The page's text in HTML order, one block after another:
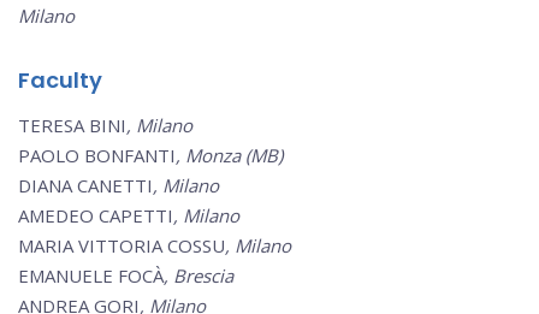
Milano
Faculty
TERESA BINI, Milano
PAOLO BONFANTI, Monza (MB)
DIANA CANETTI, Milano
AMEDEO CAPETTI, Milano
MARIA VITTORIA COSSU, Milano
EMANUELE FOCÀ, Brescia
ANDREA GORI, Milano